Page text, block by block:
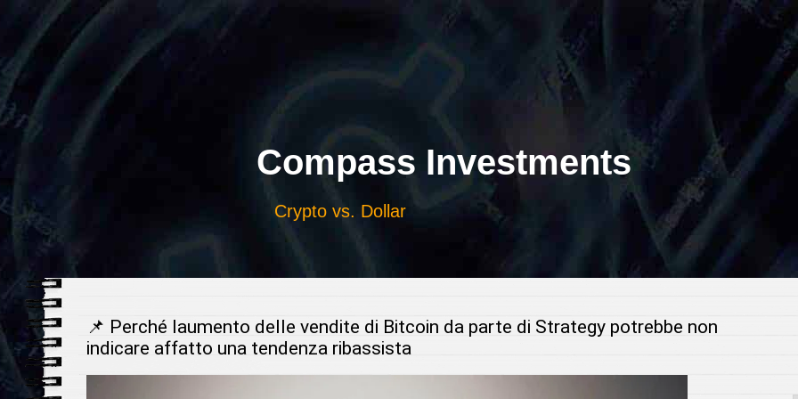
Выберите
язык
Compass Investments
Crypto vs. Dollar
📌 Perché laumento delle vendite di Bitcoin da parte di Strategy potrebbe non
indicare affatto una tendenza ribassista